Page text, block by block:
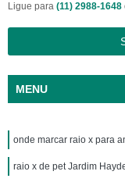
Ligue para (11) 2988-1648
MENU
onde marcar raio x para
raio x de pet Jardim